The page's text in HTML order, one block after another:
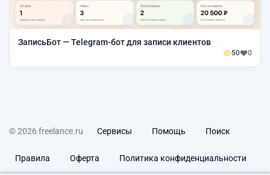
ЗаписьБот — Telegram-бот для записи клиентов
50 0
© 2026 freelance.ru Сервисы Помощь Поиск
Правила Оферта Политика конфиденциальности